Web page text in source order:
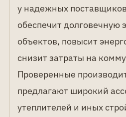
у надежных
обеспечит долговечную
объектов, повысит
снизит затраты на
Проверенные
предлагают широкий
утеплителей и иных